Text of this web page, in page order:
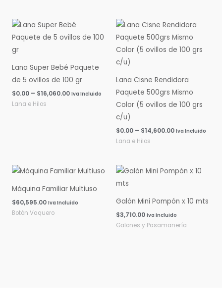
Lana Super Bebé Paquete
de 5 ovillos de 100 gr
$0.00 – $16,060.00
Rango
de
precios:
$16,060.00
Iva Incluido
Lana e Hilos
Lana Cisne Rendidora
Paquete 500grs Mismo
Color (5 ovillos de 100 grs
c/u)
$0.00 – $14,600.00
Rango
de
precios:
desde
$0.00
Iva Incluido
Lana e Hilos
Máquina Familiar Multiuso
$60,595.00 Iva Incluido
Botón Vaquero
Galón Mini Pompón x 10 mts
$3,710.00 Iva Incluido
Galones y Pasamanería